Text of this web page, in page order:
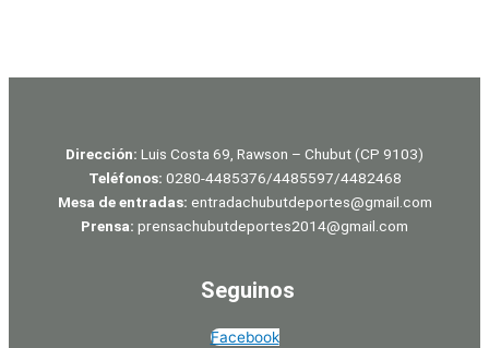
Dirección: Luis Costa 69, Rawson – Chubut (CP 9103)
Teléfonos: 0280-4485376/4485597/4482468
Mesa de entradas: entradachubutdeportes@gmail.com
Prensa: prensachubutdeportes2014@gmail.com
Seguinos
Facebook